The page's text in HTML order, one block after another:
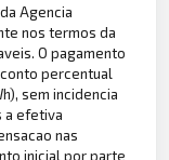
Agencia
nos termos da
O pagamento
percentual
sem incidencia
a efetiva
nas
inicial por parte